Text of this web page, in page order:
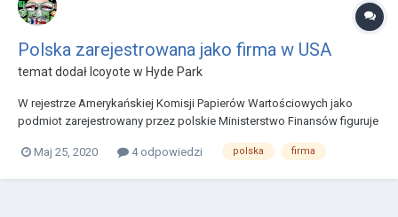
Polska zarejestrowana jako firma w USA
temat dodał lcoyote w Hyde Park
W rejestrze Amerykańskiej Komisji Papierów Wartościowych jako
podmiot zarejestrowany przez polskie Ministerstwo Finansów figuruje
podmiot o nazwie: “POLAND REPUBLIC OF”, którego logo jest
Maj 25, 2020 4 odpowiedzi polska firma